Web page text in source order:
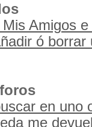
Amigos
ó
en uno
me